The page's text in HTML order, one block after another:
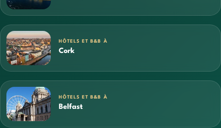
HÔTELS ET B&B À
Cork
HÔTELS ET B&B À
Belfast